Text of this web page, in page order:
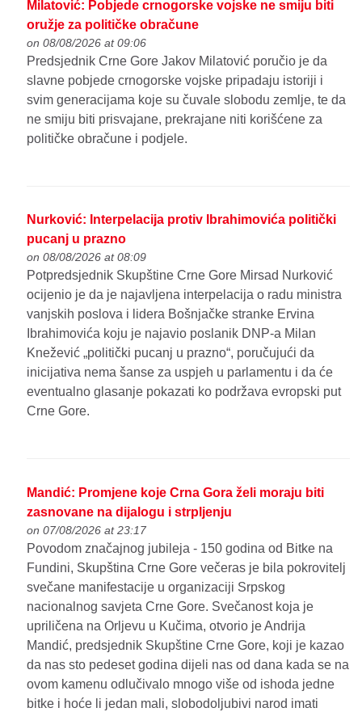
Milatović: Pobjede crnogorske vojske ne smiju biti
oružje za političke obračune
on 08/08/2026 at 09:06
Predsjednik Crne Gore Jakov Milatović poručio je da
slavne pobjede crnogorske vojske pripadaju istoriji i
svim generacijama koje su čuvale slobodu zemlje, te da
ne smiju biti prisvajane, prekrajane niti korišćene za
političke obračune i podjele.
Nurković: Interpelacija protiv Ibrahimovića politički
pucanj u prazno
on 08/08/2026 at 08:09
Potpredsjednik Skupštine Crne Gore Mirsad Nurković
ocijenio je da je najavljena interpelacija o radu ministra
vanjskih poslova i lidera Bošnjačke stranke Ervina
Ibrahimovića koju je najavio poslanik DNP-a Milan
Knežević „politički pucanj u prazno“, poručujući da
inicijativa nema šanse za uspjeh u parlamentu i da će
eventualno glasanje pokazati ko podržava evropski put
Crne Gore.
Mandić: Promjene koje Crna Gora želi moraju biti
zasnovane na dijalogu i strpljenju
on 07/08/2026 at 23:17
Povodom značajnog jubileja - 150 godina od Bitke na
Fundini, Skupština Crne Gore večeras je bila pokrovitelj
svečane manifestacije u organizaciji Srpskog
nacionalnog savjeta Crne Gore. Svečanost koja je
upriličena na Orljevu u Kučima, otvorio je Andrija
Mandić, predsjednik Skupštine Crne Gore, koji je kazao
da nas sto pedeset godina dijeli nas od dana kada se na
ovom kamenu odlučivalo mnogo više od ishoda jedne
bitke i hoće li jedan mali, slobodoljubivi narod imati